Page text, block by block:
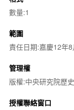
數量:1
範圍
責任日期:嘉慶12年8
管理權
版權:中央研究院歷
授權聯絡窗口